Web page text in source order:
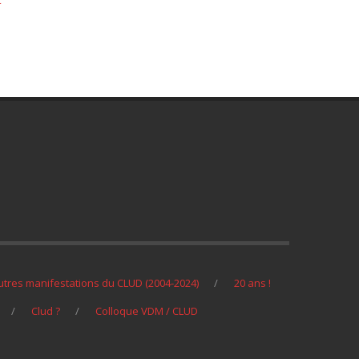
manifestations du CLUD (2004-2024)
20 ans !
Clud ?
Colloque VDM / CLUD